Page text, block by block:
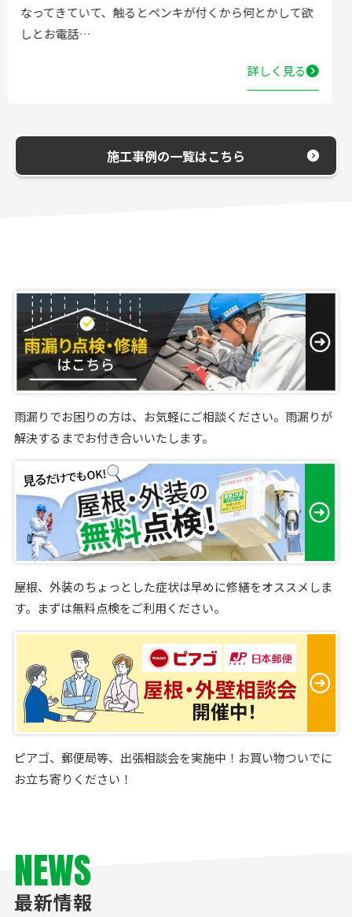
いただきました。確認した所、水栓の吐水が落ちたよう
で取替する…
詳しく見る
施工事例の一覧はこちら
雨漏りでお困りの方は、お気軽にご相談ください。雨漏りが
解決するまでお付き合いいたします。
屋根、外装のちょっとした症状は早めに修繕をオススメしま
す。まずは無料点検をご利用ください。
ピアゴ、郵便局等、出張相談会を実施中！お買い物ついでに
お立ち寄りください！
NEWS
最新情報